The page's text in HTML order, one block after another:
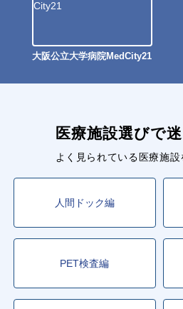
大阪公立大学病院MedCity21
医療施設選びで
よく見られている医療施設
人間ドック編
PET検査編